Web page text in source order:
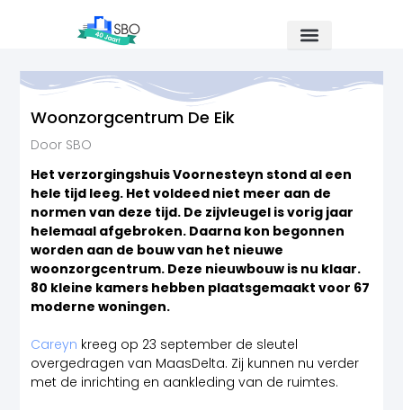
inhoud
Woonzorgcentrum De Eik
Door SBO
Het verzorgingshuis Voornesteyn stond al een
hele tijd leeg. Het voldeed niet meer aan de
normen van deze tijd. De zijvleugel is vorig jaar
helemaal afgebroken. Daarna kon begonnen
worden aan de bouw van het nieuwe
woonzorgcentrum. Deze nieuwbouw is nu klaar.
80 kleine kamers hebben plaatsgemaakt voor 67
moderne woningen.
Careyn kreeg op 23 september de sleutel
overgedragen van MaasDelta. Zij kunnen nu verder
met de inrichting en aankleding van de ruimtes.